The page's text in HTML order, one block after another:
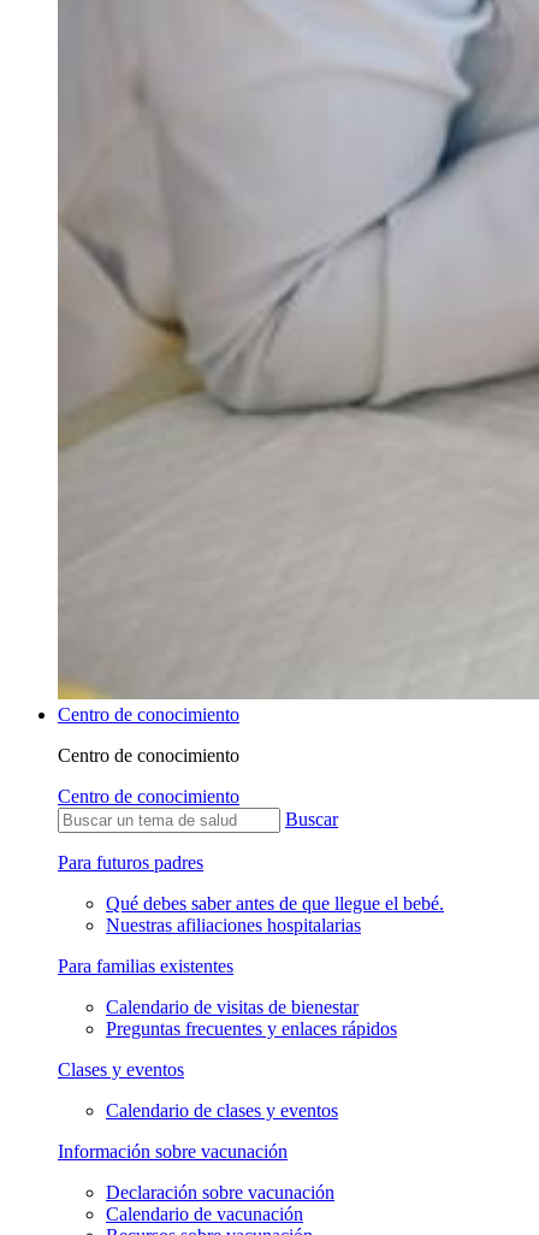
Centro de conocimiento
Centro de conocimiento
Centro de conocimiento
Buscar
Para futuros padres
Qué debes saber antes de que llegue el bebé.
Nuestras afiliaciones hospitalarias
Para familias existentes
Calendario de visitas de bienestar
Preguntas frecuentes y enlaces rápidos
Clases y eventos
Calendario de clases y eventos
Información sobre vacunación
Declaración sobre vacunación
Calendario de vacunación